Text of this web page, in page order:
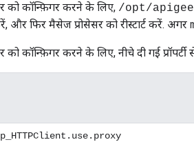
को कॉन्फ़िगर करने के लिए, /opt/
और फिर मैसेज प्रोसेसर को रीस्टार्ट करें. अगर
को कॉन्फ़िगर करने के लिए, नीचे दी गई प्रॉपर्टी